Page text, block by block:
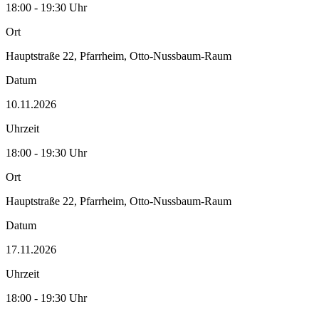
18:00 - 19:30 Uhr
Ort
Hauptstraße 22, Pfarrheim, Otto-Nussbaum-Raum
Datum
10.11.2026
Uhrzeit
18:00 - 19:30 Uhr
Ort
Hauptstraße 22, Pfarrheim, Otto-Nussbaum-Raum
Datum
17.11.2026
Uhrzeit
18:00 - 19:30 Uhr